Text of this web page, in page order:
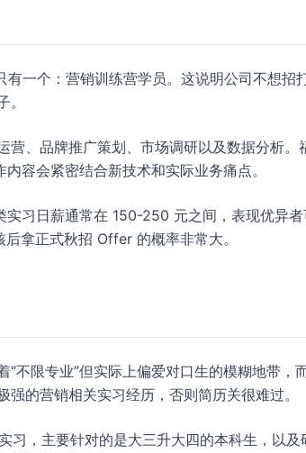
一个：营销训练营学员。这说明公司不想招
、品牌推广策划、市场调研以及数据分析。
容会紧密结合新技术和实际业务痛点。
实习日薪通常在 150-250 元之间，表现优异
拿正式秋招 Offer 的概率非常大。
不限专业”但实际上偏爱对口生的模糊地带，
的营销相关实习经历，否则简历关很难过。
，主要针对的是大三升大四的本科生，以及